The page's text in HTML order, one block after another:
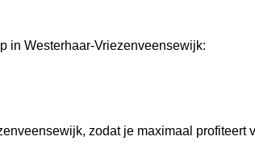
in Westerhaar-Vriezenveensewijk:
zodat je maximaal profiteert